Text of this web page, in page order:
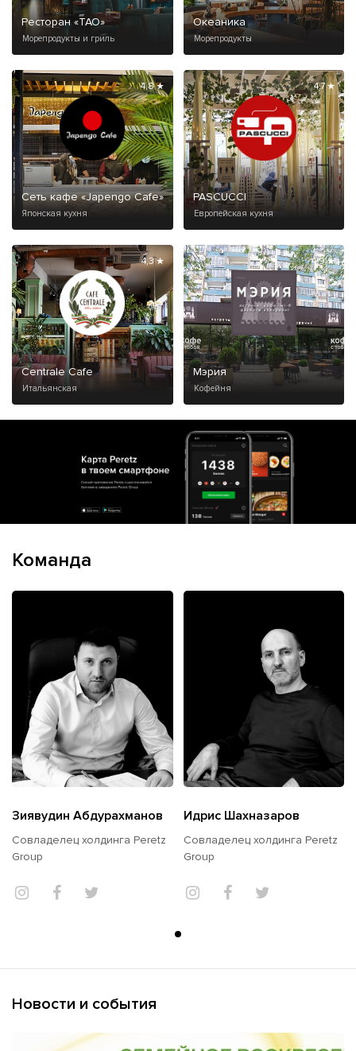
Ресторан «ТАО»
Морепродукты и гриль
Океаника
Морепродукты
Сеть кафе «Japengo Cafe»
Японская кухня
4,8 ★
PASCUCCI
Европейская кухня
4,7 ★
Centrale Cafe
Итальянская
4,3 ★
Мэрия
Кофейня
4,9 ★
Команда
Зиявудин Абдурахманов
Совладелец холдинга Peretz
Group
Идрис Шахназаров
Совладелец холдинга Peretz
Group
Новости и события